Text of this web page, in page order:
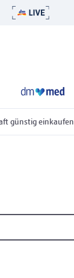
günstig einkaufen